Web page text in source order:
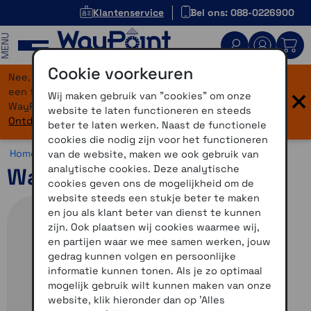
Klantenservice Bel ons: 088-0226900
Nee, je bent niet verdwaald! Onze website heeft
een flinke upgrade gekregen. Dezelfde vertrouwde
WayPoint-service, maar dan in een modern jasje.
Ontdek hier wat er allemaal nieuw is.
×
Home >Fiets >Fietsnavigatie >Wahoo
Wahoo Elemnt Roam 3
Cookie voorkeuren
Wij maken gebruik van "cookies" om onze
website te laten functioneren en steeds
beter te laten werken. Naast de functionele
cookies die nodig zijn voor het functioneren
van de website, maken we ook gebruik van
analytische cookies. Deze analytische
cookies geven ons de mogelijkheid om de
website steeds een stukje beter te maken
en jou als klant beter van dienst te kunnen
zijn. Ook plaatsen wij cookies waarmee wij,
en partijen waar we mee samen werken, jouw
gedrag kunnen volgen en persoonlijke
informatie kunnen tonen. Als je zo optimaal
mogelijk gebruik wilt kunnen maken van onze
website, klik hieronder dan op 'Alles